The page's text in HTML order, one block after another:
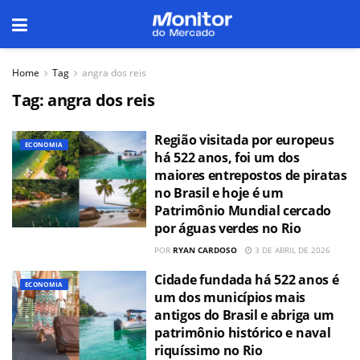
Home Tag angra dos reis
Tag:angra dos reis
ECONOMIA
Região visitada por europeus
há 522 anos, foi um dos
maiores entrepostos de piratas
no Brasil e hoje é um
Patrimônio Mundial cercado
por águas verdes no Rio
POR RYAN CARDOSO 3 DE ABRIL DE 2026
ECONOMIA
Cidade fundada há 522 anos é
um dos municípios mais
antigos do Brasil e abriga um
patrimônio histórico e naval
riquíssimo no Rio